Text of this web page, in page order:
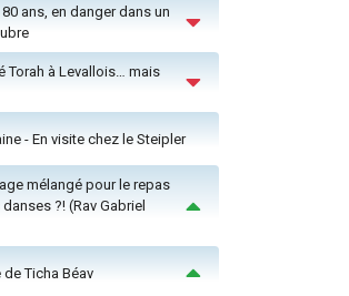
80 ans, en danger dans un
Torah à Levallois… mais
- En visite chez le Steipler
mélangé pour le repas
?! (Rav Gabriel
Ticha Béav